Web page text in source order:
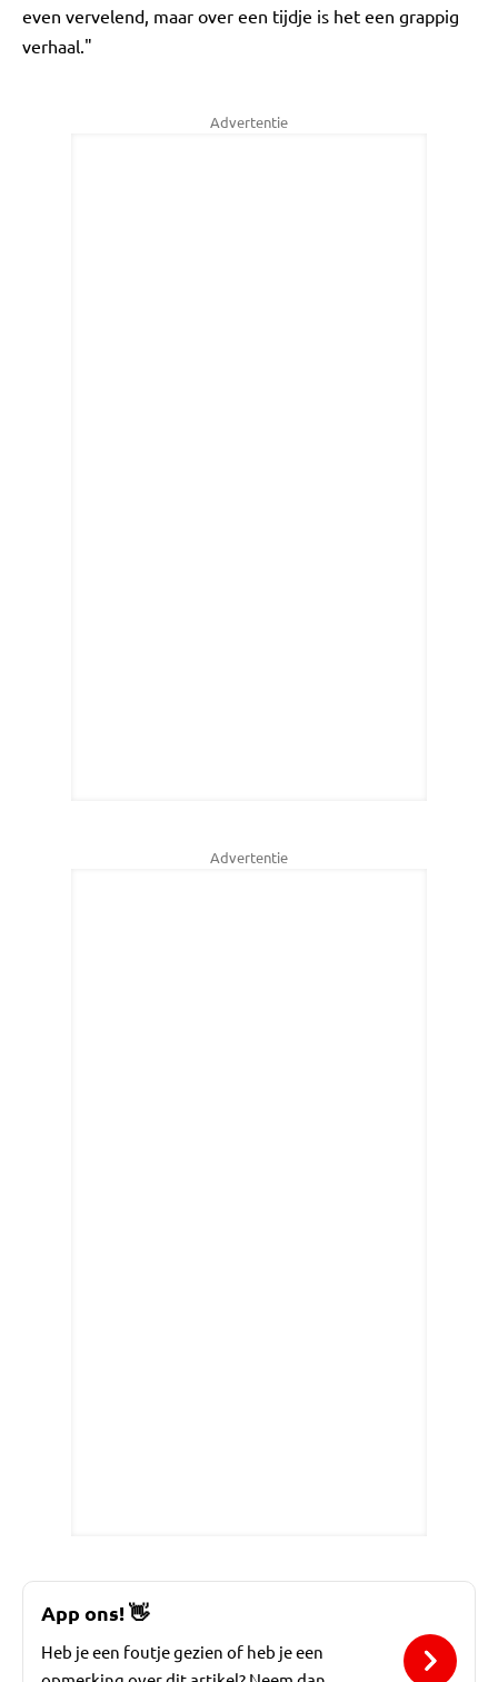
even vervelend, maar over een tijdje is het een grappig
verhaal."
Advertentie
Advertentie
App ons!👋
Heb je een foutje gezien of heb je een